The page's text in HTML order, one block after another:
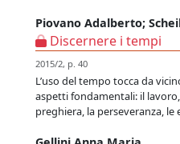
Piovano Adalberto;
Discernere i tempi
2015/2, p. 40
L’uso del tempo tocca da
aspetti fondamentali: il
preghiera, la perseveranza, le